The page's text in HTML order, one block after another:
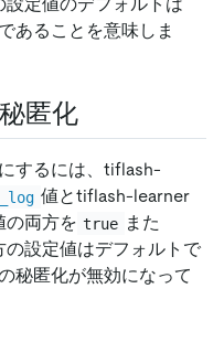
あることを意味しま
匿化
するには、tiflash-
値とtiflash-learner
の両方を true また
の設定値はデフォルトで
秘匿化が無効になって